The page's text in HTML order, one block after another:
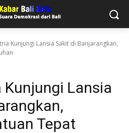
Kunjungi Lansia Sakit di Banjarangkan,
Lansia
Tepat